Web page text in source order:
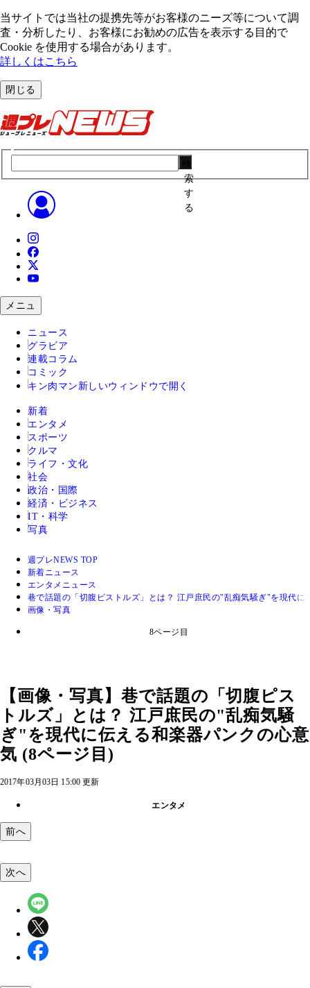
当サイトでは当社の提携先等がお客様のニーズ等について調
査・分析したり、お客様にお勧めの広告を表⽰する⽬的で
Cookie を使⽤する場合があります。
詳しくはこちら
閉じる
索
す
る
メニュ
ニュース
グラビア
連載コラム
コミック
キン肉マン 新しいウィンドウで開く
新着
エンタメ
スポーツ
クルマ
ライフ・文化
社会
政治・国際
経済・ビジネス
IT・科学
写真
週プレNEWS TOP
新着ニュース
エンタメニュース
巷で話題の「切腹ピストルズ」とは？ 江戸庶民の"乱痴気騒ぎ"を現代に
画像・写真
8ページ目
【画像・写真】巷で話題の「切腹ピス
トルズ」とは？ 江戸庶民の"乱痴気騒
ぎ"を現代に伝える和楽器パンクの心意
気 (8ページ目)
2017年03月03日 15:00 更新
エンタメ
前へ
次へ